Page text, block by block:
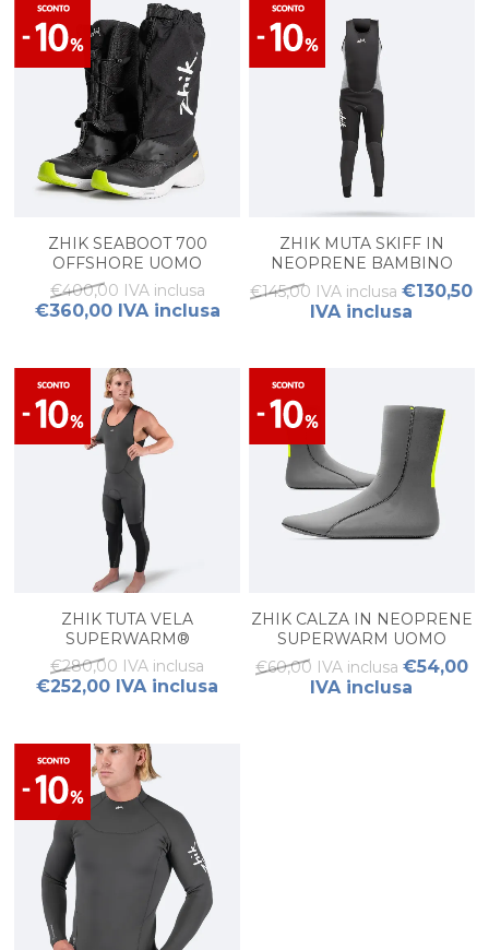
ZHIK SEABOOT 700
OFFSHORE UOMO
€400,00 IVA inclusa
€360,00 IVA inclusa
ZHIK MUTA SKIFF IN
NEOPRENE BAMBINO
€145,00 IVA inclusa €130,50
IVA inclusa
ZHIK TUTA VELA
SUPERWARM®
PERFORMANCE UOMO
€280,00 IVA inclusa
€252,00 IVA inclusa
ZHIK CALZA IN NEOPRENE
SUPERWARM UOMO
€60,00 IVA inclusa €54,00
IVA inclusa